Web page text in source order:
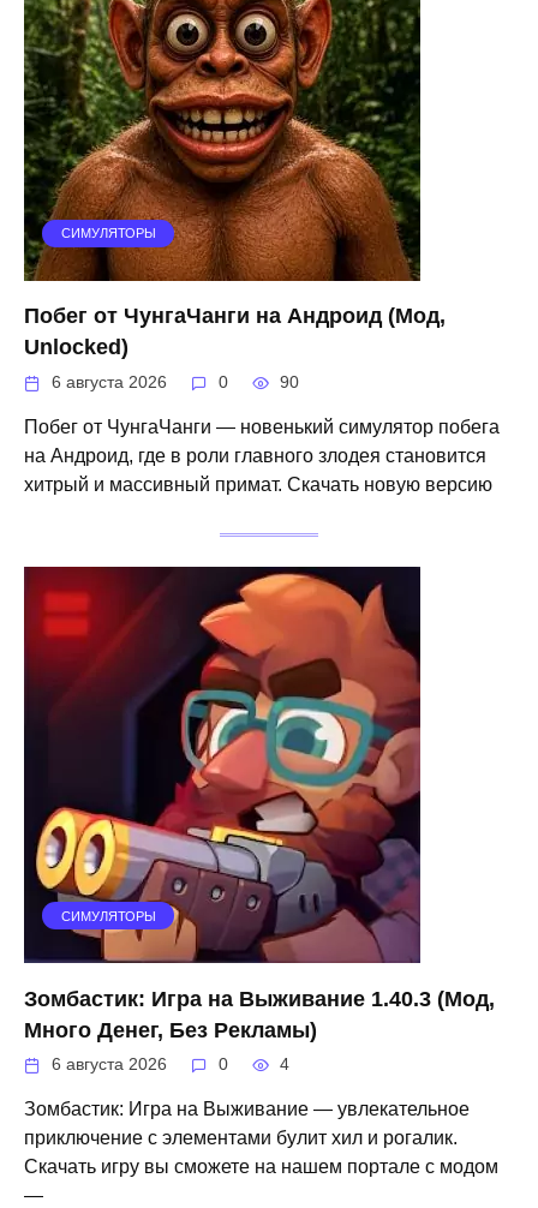
СИМУЛЯТОРЫ
Побег от ЧунгаЧанги на Андроид (Мод,
Unlocked)
6 августа 2026 0 90
Побег от ЧунгаЧанги — новенький симулятор побега
на Андроид, где в роли главного злодея становится
хитрый и массивный примат. Скачать новую версию
СИМУЛЯТОРЫ
Зомбастик: Игра на Выживание 1.40.3 (Мод,
Много Денег, Без Рекламы)
6 августа 2026 0 4
Зомбастик: Игра на Выживание — увлекательное
приключение с элементами булит хил и рогалик.
Скачать игру вы сможете на нашем портале с модом
—